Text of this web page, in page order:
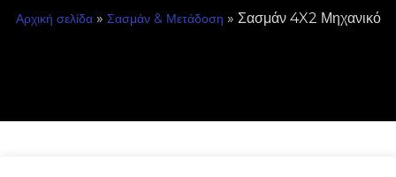
Αρχική σελίδα» Σασμάν & Μετάδοση » Σασμάν 4X2 Μηχανικό